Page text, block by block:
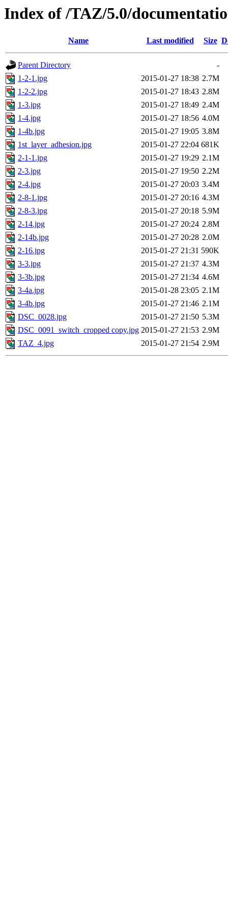
Index of /TAZ/5.0/
Name Last modified Size
Parent Directory
-
1-2-1.jpg
2015-01-27 18:38 2.7M
1-2-2.jpg
2015-01-27 18:43 2.8M
1-3.jpg
2015-01-27 18:49 2.4M
1-4.jpg
2015-01-27 18:56 4.0M
1-4b.jpg
2015-01-27 19:05 3.8M
1st_layer_adhesion.jpg
2015-01-27 22:04 681K
2-1-1.jpg
2015-01-27 19:29 2.1M
2-3.jpg
2015-01-27 19:50 2.2M
2-4.jpg
2015-01-27 20:03 3.4M
2-8-1.jpg
2015-01-27 20:16 4.3M
2-8-3.jpg
2015-01-27 20:18 5.9M
2-14.jpg
2015-01-27 20:24 2.8M
2-14b.jpg
2015-01-27 20:28 2.0M
2-16.jpg
2015-01-27 21:31 590K
3-3.jpg
2015-01-27 21:37 4.3M
3-3b.jpg
2015-01-27 21:34 4.6M
3-4a.jpg
2015-01-28 23:05 2.1M
3-4b.jpg
2015-01-27 21:46 2.1M
DSC_0028.jpg
2015-01-27 21:50 5.3M
DSC_0091_switch_cropped copy.jpg 2015-01-27 21:53 2.9M
TAZ_4.jpg
2015-01-27 21:54 2.9M